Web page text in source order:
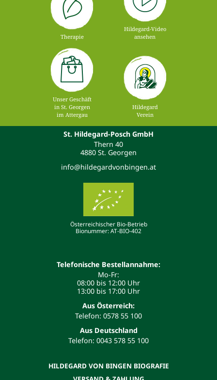
Therapie
Hildegard-Video
ansehen
Unser Geschäft
in St. Georgen
im Attergau
Hildegard
Verein
St. Hildegard-Posch GmbH
Thern 40
4880 St. Georgen
info@hildegardvonbingen.at
Österreichischer Bio-Betrieb
Bionummer: AT-BIO-402
Telefonische Bestellannahme:
Mo-Fr:
08:00 bis 12:00 Uhr
13:00 bis 17:00 Uhr
Aus Österreich:
Telefon: 0578 55 100
Aus Deutschland
Telefon: 0043 578 55 100
HILDEGARD VON BINGEN BIOGRAFIE